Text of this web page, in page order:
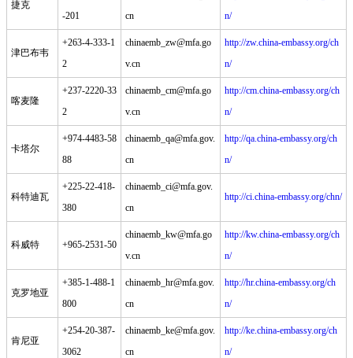
捷克
-201
cn
n/
津巴布韦
+263-4-333-1
2
chinaemb_zw@mfa.go
v.cn
http://zw.china-embassy.org/ch
n/
喀麦隆
+237-2220-33
2
chinaemb_cm@mfa.go
v.cn
http://cm.china-embassy.org/ch
n/
卡塔尔
+974-4483-58
88
chinaemb_qa@mfa.gov.
cn
http://qa.china-embassy.org/ch
n/
科特迪瓦
+225-22-418-
380
chinaemb_ci@mfa.gov.
cn
http://ci.china-embassy.org/chn/
科威特 +965-2531-50
chinaemb_kw@mfa.go
v.cn
http://kw.china-embassy.org/ch
n/
克罗地亚
+385-1-488-1
800
chinaemb_hr@mfa.gov.
cn
http://hr.china-embassy.org/ch
n/
肯尼亚
+254-20-387-
3062
chinaemb_ke@mfa.gov.
cn
http://ke.china-embassy.org/ch
n/